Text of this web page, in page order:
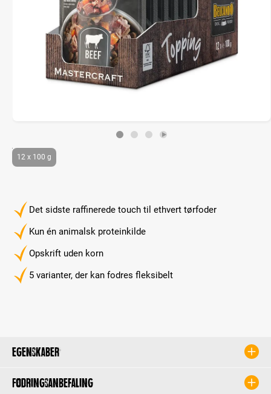
Det sidste raffinerede touch til ethvert tørfoder
Kun én animalsk proteinkilde
Opskrift uden korn
5 varianter, der kan fodres fleksibelt
12 x 100 g
Egenskaber
Fodringsanbefaling